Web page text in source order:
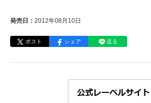
発売日： 2012年08月10日
ポスト シェア 送る